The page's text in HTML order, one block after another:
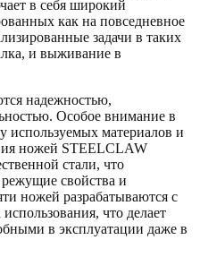
в себя широкий
как на повседневное
задачи в таких
и выживание в
надежностью,
Особое внимание в
используемых материалов и
ножей STEELCLAW
стали, что
свойства и
ножей разрабатываются с
что делает
в эксплуатации даже в